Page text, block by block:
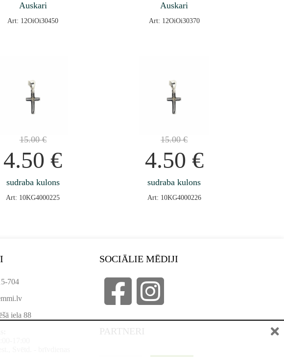
Auskari
Art: 12OiOi30450
Auskari
Art: 12OiOi30370
15.00€
4.50€
sudraba kulons
Art: 10KG4000225
15.00€
4.50 €
sudraba kulons
Art: 10KG4000226
704
iela 88
SOCIĀLIE MĒDIJI
PARTNERI